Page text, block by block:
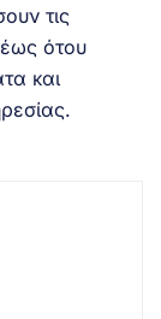
τις
ότου
και